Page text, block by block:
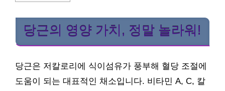
당근의 영양 가치, 정말 놀라워!
당근은 저칼로리에 식이섬유가 풍부해 혈당 조절에
도움이 되는 대표적인 채소입니다. 비타민 A, C, 칼